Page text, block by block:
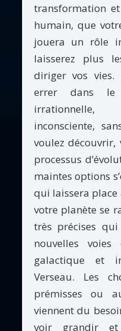
transformation
humain, que
jouera un rôle
laisserez plus
diriger vos
errer dans le
inconsciente,
voulez
processus
maintes options
qui laissera
votre planète se
très précises
nouvelles
galactique et
Verseau. Les
prémisses ou
viennent du
voir grandir